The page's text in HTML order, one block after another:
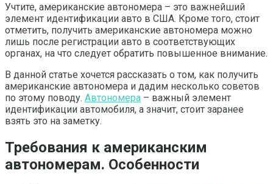
Учтите, американские автономера – это важнейший
элемент идентификации авто в США. Кроме того, стоит
отметить, получить американские автономера можно
лишь после регистрации авто в соответствующих
органах, на что следует обратить повышенное внимание.
В данной статье хочется рассказать о том, как получить
американские автономера и дадим несколько советов
по этому поводу. Автономера – важный элемент
идентификации автомобиля, а значит, стоит заранее
взять это на заметку.
Требования к американским
автономерам. Особенности